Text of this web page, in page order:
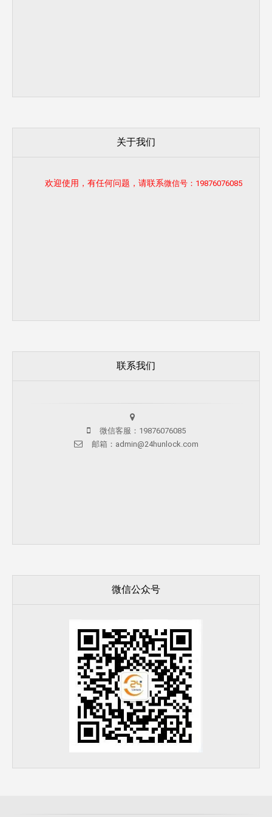
关于我们
欢迎使用，有任何问题，请联系微信号：19876076085
联系我们
微信客服：19876076085
邮箱：admin@24hunlock.com
微信公众号